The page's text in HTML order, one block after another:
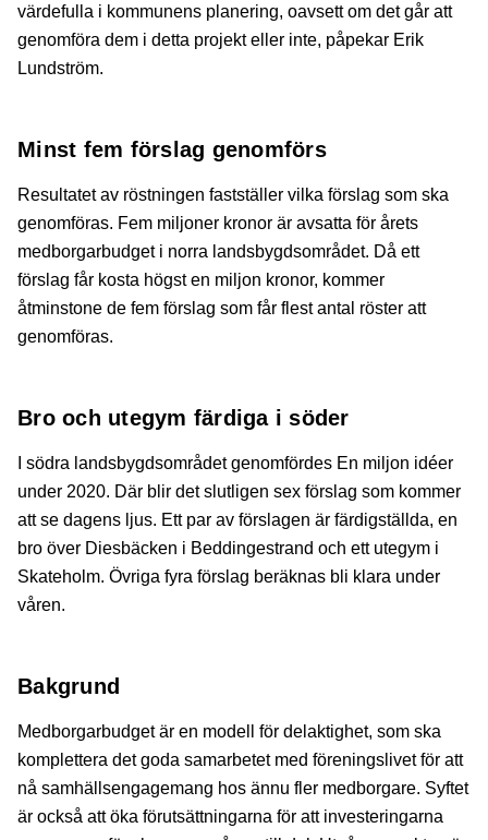
värdefulla i kommunens planering, oavsett om det går att
genomföra dem i detta projekt eller inte, påpekar Erik
Lundström.
Minst fem förslag genomförs
Resultatet av röstningen fastställer vilka förslag som ska
genomföras. Fem miljoner kronor är avsatta för årets
medborgarbudget i norra landsbygdsområdet. Då ett
förslag får kosta högst en miljon kronor, kommer
åtminstone de fem förslag som får flest antal röster att
genomföras.
Bro och utegym färdiga i söder
I södra landsbygdsområdet genomfördes En miljon idéer
under 2020. Där blir det slutligen sex förslag som kommer
att se dagens ljus. Ett par av förslagen är färdigställda, en
bro över Diesbäcken i Beddingestrand och ett utegym i
Skateholm. Övriga fyra förslag beräknas bli klara under
våren.
Bakgrund
Medborgarbudget är en modell för delaktighet, som ska
komplettera det goda samarbetet med föreningslivet för att
nå samhällsengagemang hos ännu fler medborgare. Syftet
är också att öka förutsättningarna för att investeringarna